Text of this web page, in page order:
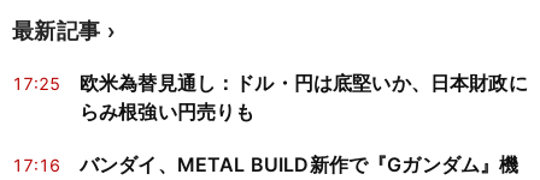
最新記事
17:25
欧米為替見通し：ドル・円は底堅いか、日本財政に
らみ根強い円売りも
17:16
バンダイ、METAL BUILD新作で『Gガンダム』機